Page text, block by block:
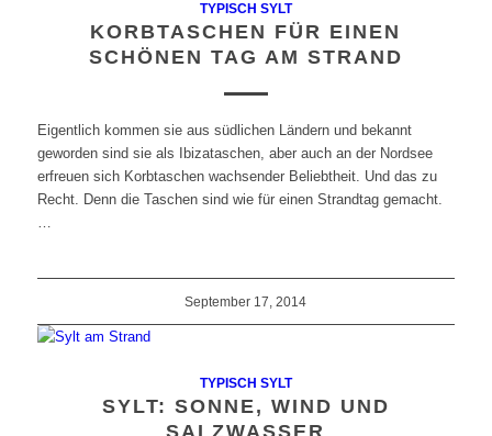
TYPISCH SYLT
KORBTASCHEN FÜR EINEN
SCHÖNEN TAG AM STRAND
Eigentlich kommen sie aus südlichen Ländern und bekannt
geworden sind sie als Ibizataschen, aber auch an der Nordsee
erfreuen sich Korbtaschen wachsender Beliebtheit. Und das zu
Recht. Denn die Taschen sind wie für einen Strandtag gemacht.
…
September 17, 2014
TYPISCH SYLT
SYLT: SONNE, WIND UND